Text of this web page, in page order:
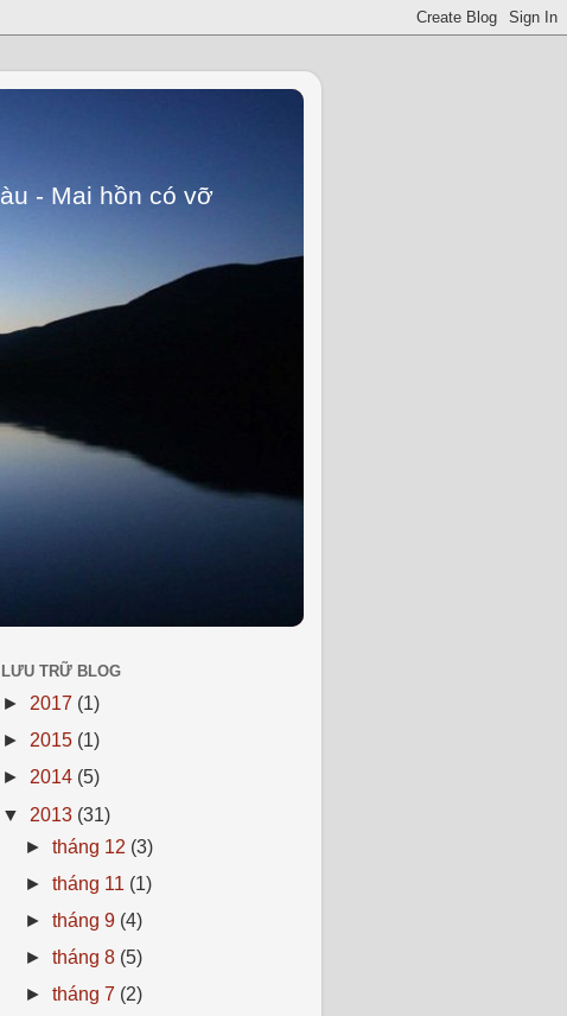
- Mai hồn có vỡ
LƯU TRỮ BLOG
► 2017 (1)
► 2015 (1)
► 2014 (5)
▼ 2013 (31)
►tháng 12 (3)
►tháng 11 (1)
►tháng 9 (4)
►tháng 8 (5)
►tháng 7 (2)